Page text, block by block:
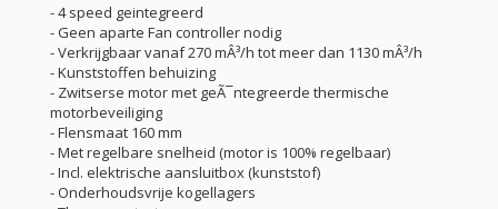
- 4 speed geintegreerd
- Geen aparte Fan controller nodig
- Verkrijgbaar vanaf 270 mÂ³/h tot meer dan 1130 mÂ³/h
- Kunststoffen behuizing
- Zwitserse motor met geÃ¯ntegreerde thermische
motorbeveiliging
- Flensmaat 160 mm
- Met regelbare snelheid (motor is 100% regelbaar)
- Incl. elektrische aansluitbox (kunststof)
- Onderhoudsvrije kogellagers